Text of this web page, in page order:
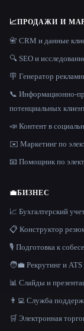
📈ПРОДАЖИ И
📇 CRM и данные
🔍 SEO и
🪧 Генератор
📞 Информационно-
потенциальных
📣 Контент в
✉️ Маркетинг по
📧 Помощник по
💼БИЗНЕС
📈 Бухгалтерский
📋 Конструктор
🎙️ Подготовка к
🧑‍💼 Рекрутинг и ATS
📊 Слайды и
👨‍💻 Служба
🛒 Электронная